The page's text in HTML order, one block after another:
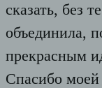
сказать, без
объединила,
прекрасным
Спасибо